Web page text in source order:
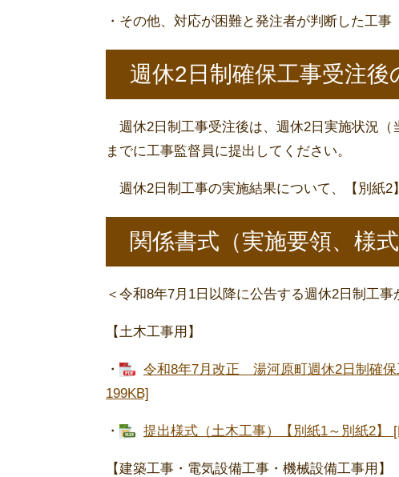
・その他、対応が困難と発注者が判断した工事
週休2日制確保工事受注後
週休2日制工事受注後は、週休2日実施状況（
までに工事監督員に提出してください。
週休2日制工事の実施結果について、【別紙2
関係書式（実施要領、様式
＜令和8年7月1日以降に公告する週休2日制工事
【土木工事用】
・
令和8年7月改正 湯河原町週休2日制確
199KB]
・ 提出様式（土木工事）【別紙1～別紙2】
【建築工事・電気設備工事・機械設備工事用】